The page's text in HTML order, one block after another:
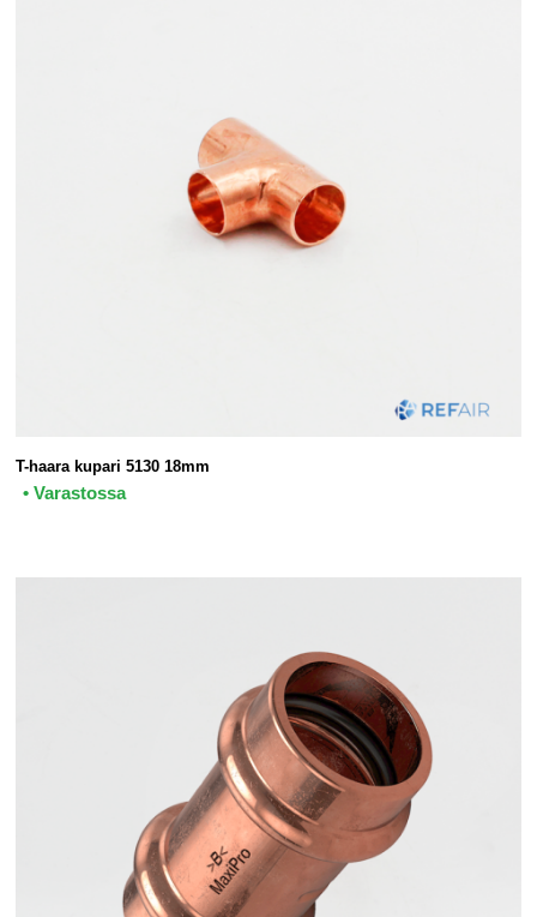
T-haara kupari 5130 18mm
• Varastossa